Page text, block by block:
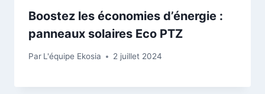
Boostez les économies d’énergie :
panneaux solaires Eco PTZ
Par L'équipe Ekosia 2 juillet 2024